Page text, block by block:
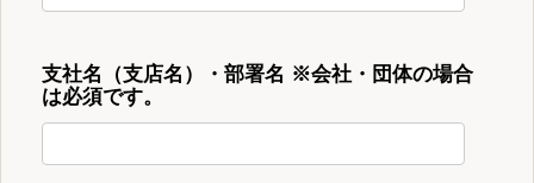
支社名（支店名）・部署名 ※会社・団体の場合
は必須です。